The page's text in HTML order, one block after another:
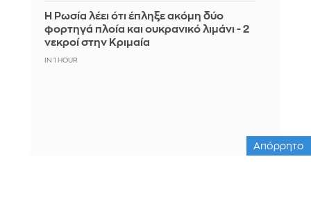
Η Ρωσία λέει ότι έπληξε ακόμη δύο
φορτηγά πλοία και ουκρανικό λιμάνι - 2
νεκροί στην Κριμαία
IN 1 HOUR
Απόρρητο